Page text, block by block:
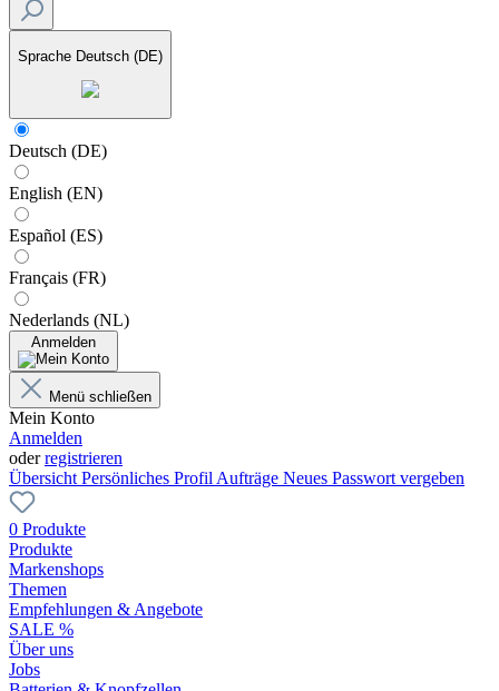
Sprache Deutsch (DE)
Deutsch (DE)
English (EN)
Español (ES)
Français (FR)
Nederlands (NL)
Anmelden
Menü schließen
Mein Konto
Anmelden
oderregistrieren
Übersicht Persönliches Profil Aufträge Neues Passwort vergeben
0 Produkte
Produkte
Markenshops
Themen
Empfehlungen & Angebote
SALE %
Über uns
Jobs